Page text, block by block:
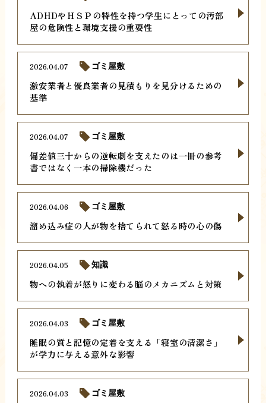
ADHDやＨＳＰの特性を持つ学生にとっての汚部
屋の危険性と環境支援の重要性
激安業者と優良業者の見積もりを見分けるための
基準
2026.04.07 ゴミ屋敷
偏差値三十からの逆転劇を支えたのは一冊の参考
書ではなく一本の掃除機だった
2026.04.07 ゴミ屋敷
溜め込み症の人が物を捨てられて怒る時の心の傷
2026.04.06 ゴミ屋敷
物への執着が怒りに変わる脳のメカニズムと対策
2026.04.05 知識
睡眠の質と記憶の定着を支える「寝室の清潔さ」
が学力に与える意外な影響
2026.04.03 ゴミ屋敷
2026.04.03 ゴミ屋敷